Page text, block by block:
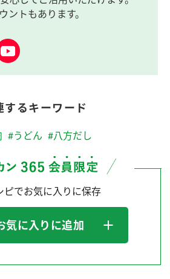
ントもあります。
するキーワード
#うどん #八方だし
ピでお気に入りに保存
気に入りに追加